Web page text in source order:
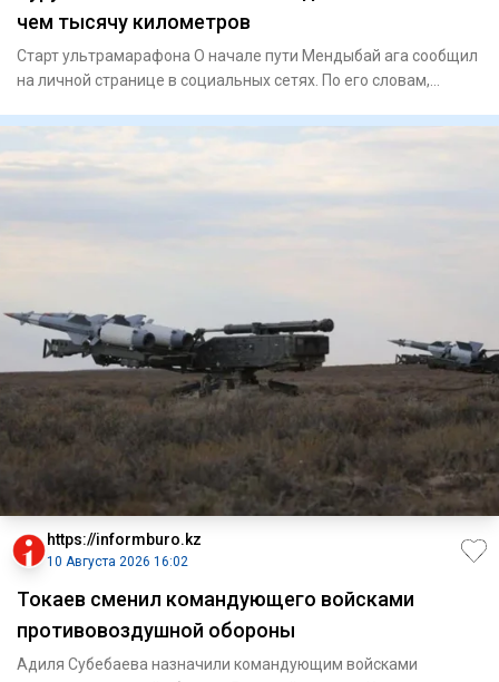
чем тысячу километров
Старт ультрамарафона О начале пути Мендыбай ага сообщил
на личной странице в социальных сетях. По его словам,
https://informburo.kz
10 Августа 2026 16:02
Токаев сменил командующего войсками
противовоздушной обороны
Адиля Субебаева назначили командующим войсками